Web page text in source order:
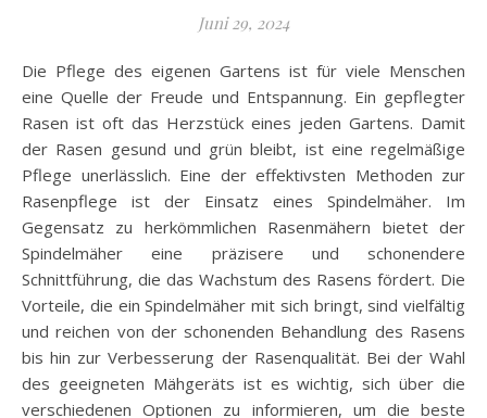
Juni 29, 2024
Die Pflege des eigenen Gartens ist für viele Menschen
eine Quelle der Freude und Entspannung. Ein gepflegter
Rasen ist oft das Herzstück eines jeden Gartens. Damit
der Rasen gesund und grün bleibt, ist eine regelmäßige
Pflege unerlässlich. Eine der effektivsten Methoden zur
Rasenpflege ist der Einsatz eines Spindelmäher. Im
Gegensatz zu herkömmlichen Rasenmähern bietet der
Spindelmäher eine präzisere und schonendere
Schnittführung, die das Wachstum des Rasens fördert. Die
Vorteile, die ein Spindelmäher mit sich bringt, sind vielfältig
und reichen von der schonenden Behandlung des Rasens
bis hin zur Verbesserung der Rasenqualität. Bei der Wahl
des geeigneten Mähgeräts ist es wichtig, sich über die
verschiedenen Optionen zu informieren, um die beste